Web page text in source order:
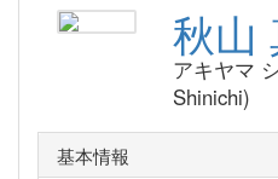
秋山
アキヤマ
Shinichi)
基本情報